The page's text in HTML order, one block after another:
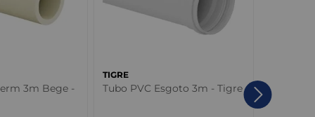
3m Bege -
TIGRE
Tubo PVC Esgoto 3m - Tigre
Rosca